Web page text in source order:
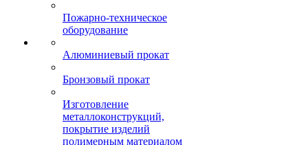
Пожарно-техническое
оборудование
Алюминиевый прокат
Бронзовый прокат
Изготовление
металлоконструкций,
покрытие изделий
полимерным материалом